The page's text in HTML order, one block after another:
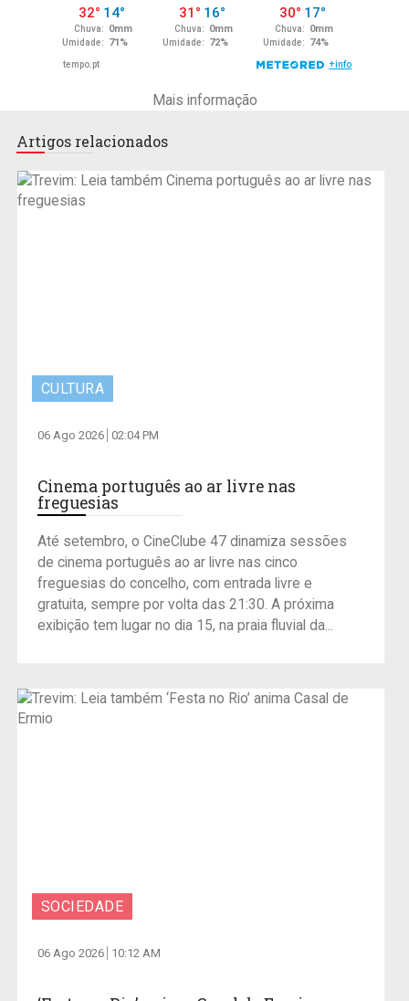
Mais informação
Artigos relacionados
CULTURA
06 Ago 2026 02:04 PM
Cinema português ao ar livre nas
freguesias
Até setembro, o CineClube 47 dinamiza sessões
de cinema português ao ar livre nas cinco
freguesias do concelho, com entrada livre e
gratuita, sempre por volta das 21:30. A próxima
exibição tem lugar no dia 15, na praia fluvial da...
SOCIEDADE
06 Ago 2026 10:12 AM